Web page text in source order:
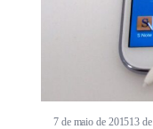
7 de maio de 201513